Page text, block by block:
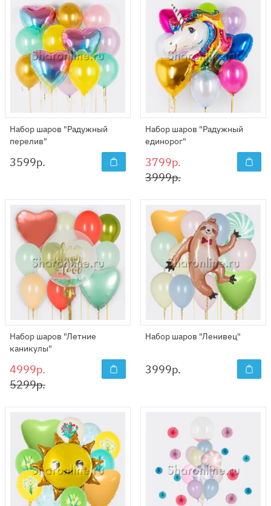
Набор шаров "Радужный
перелив"
3599р.
Набор шаров "Радужный
единорог"
3799р.
3999р.
Набор шаров "Летние
каникулы"
4999р.
5299р.
Набор шаров "Ленивец"
3999р.